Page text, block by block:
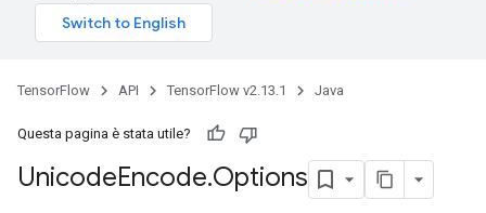
TensorFlow API TensorFlow v2.13.1 Java
Questa pagina è stata utile?
UnicodeEncode.Options